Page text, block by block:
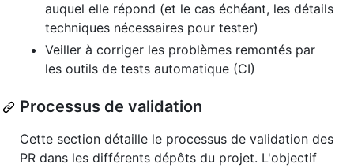
auquel elle répond (et le cas échéant, les détails
techniques nécessaires pour tester)
Veiller à corriger les problèmes remontés par
les outils de tests automatique (CI)
Processus de validation
Cette section détaille le processus de validation des
PR dans les différents dépôts du projet. L'objectif